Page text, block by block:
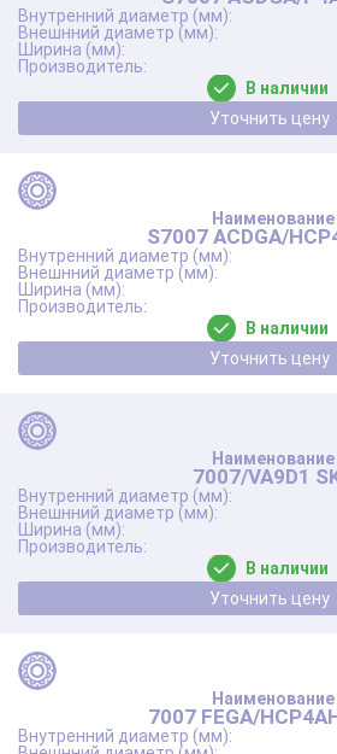
В наличии
Уточнить цену
S7007 ACDGA/
В наличии
Уточнить цену
7007/VA9D1
В наличии
Уточнить цену
7007 FEGA/